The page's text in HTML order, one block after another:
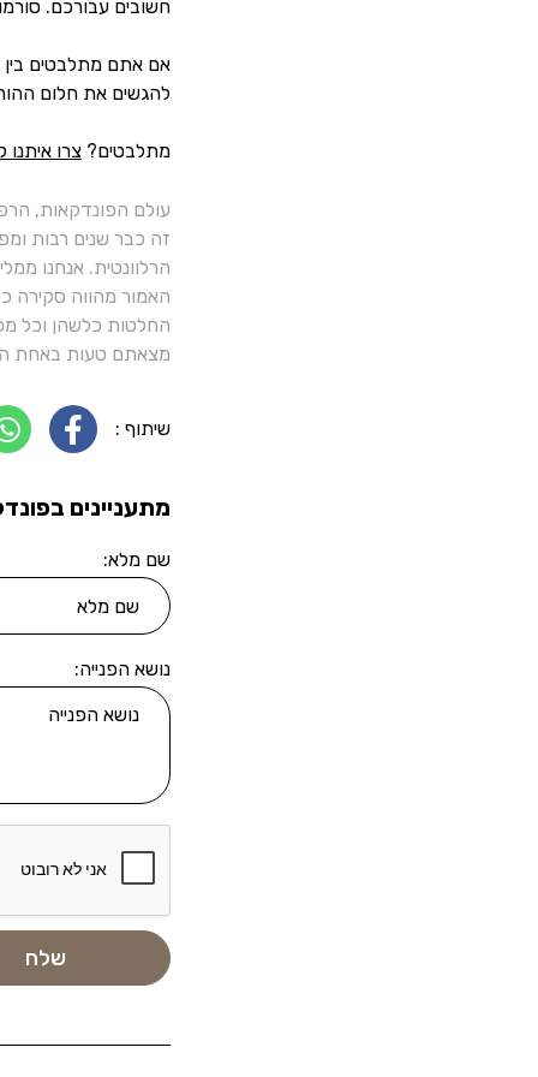
חשובים עבורכם.
אם אתם מתלבטים בין
להגשים את חלום
מתלבטים? צרו
עולם הפונדקאות,
זה כבר שנים רבות
הרלוונטית. אנחנו
האמור מהווה סקירה
החלטות כלשהן וכל
מצאתם טעות באחת
שיתוף :
מתעניינים
שם מלא:
נושא הפנייה: